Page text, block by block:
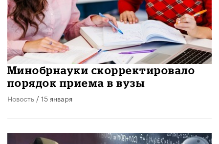
Минобрнауки скорректировало
порядок приема в вузы
Новость / 15 января